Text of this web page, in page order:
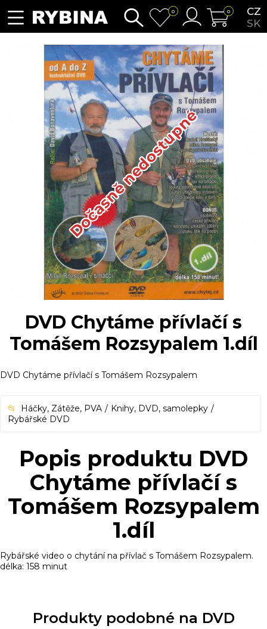
CZ
SK
0 0
Dočasně nedostupné
DVD Chytáme přívlačí s
Tomášem Rozsypalem 1.díl
DVD Chytáme přívlačí s Tomášem Rozsypalem
Háčky, Zátěže, PVA
Knihy, DVD, samolepky
Rybářské DVD
Popis produktu DVD
Chytáme přívlačí s
Tomášem Rozsypalem
1.díl
Rybářské video o chytání na přívlač s Tomášem Rozsypalem.
délka: 158 minut
Produkty podobné na DVD